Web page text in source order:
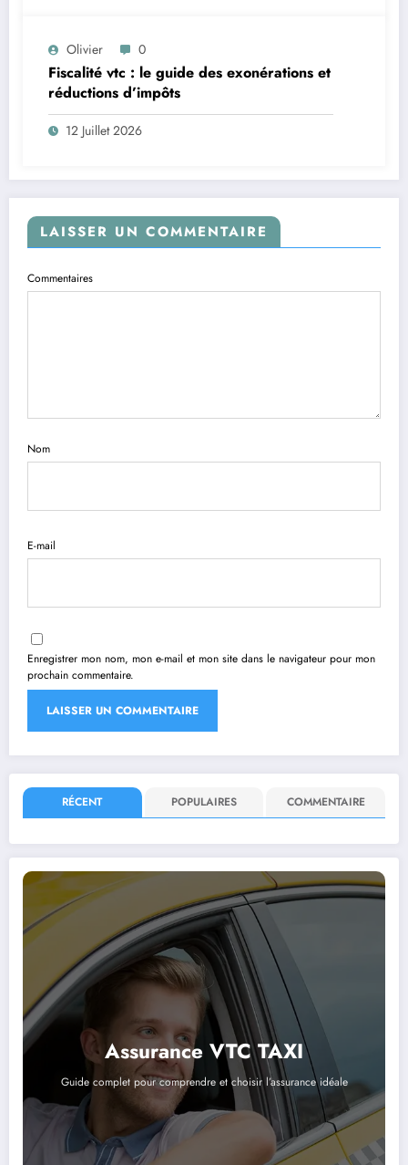
Olivier 0
Fiscalité vtc : le guide des exonérations et
réductions d’impôts
12 Juillet 2026
LAISSER UN COMMENTAIRE
Commentaires
Nom
E-mail
Enregistrer mon nom, mon e-mail et mon site dans le navigateur pour mon
prochain commentaire.
RÉCENT POPULAIRES COMMENTAIRE
Assurance VTC TAXI
Guide complet pour comprendre et choisir l’assurance idéale